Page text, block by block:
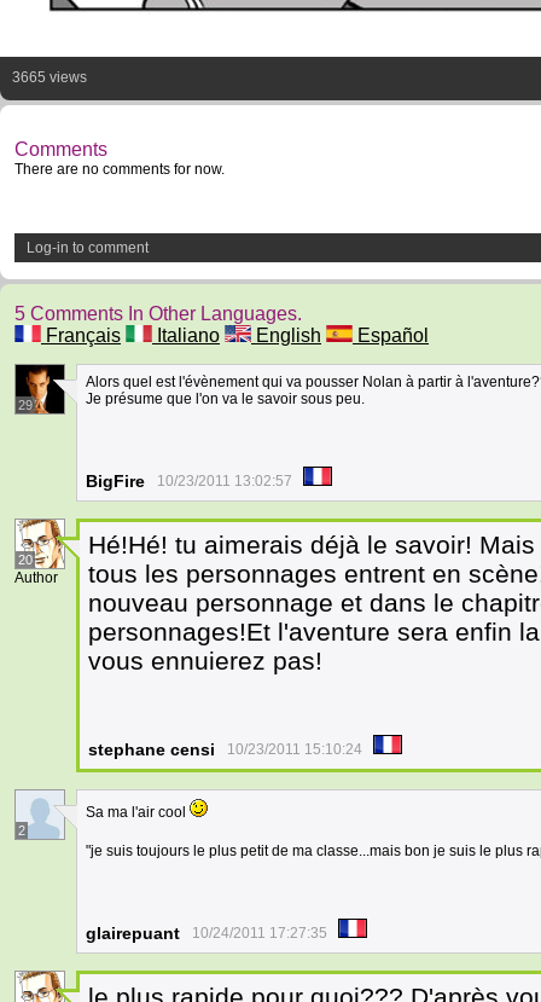
3665 views
Comments
There are no comments for now.
Log-in to comment
5 Comments In Other Languages.
Français
Italiano English Español
29
Alors quel est l'évènement qui va pousser Nolan à partir à
Je présume que l'on va le savoir sous peu.
BigFire 10/23/2011 13:02:57
20
Author
Hé!Hé! tu aimerais déjà le savoir!
tous les personnages entrent en
nouveau personnage et dans le
personnages!Et l'aventure sera enfin
vous ennuierez pas!
stephane censi 10/23/2011 15:10:24
2
Sa ma l'air cool
"je suis toujours le plus petit de ma classe...mais bon je suis le plus
glairepuant 10/24/2011 17:27:35